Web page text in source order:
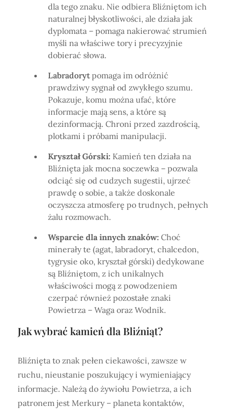
dla tego znaku. Nie odbiera Bliźniętom ich
naturalnej błyskotliwości, ale działa jak
dyplomata – pomaga nakierować strumień
myśli na właściwe tory i precyzyjnie
dobierać słowa.
Labradorytpomaga im odróżnić
prawdziwy sygnał od zwykłego szumu.
Pokazuje, komu można ufać, które
informacje mają sens, a które są
dezinformacją. Chroni przed zazdrością,
plotkami i próbami manipulacji.
Kryształ Górski: Kamień ten działa na
Bliźnięta jak mocna soczewka – pozwala
odciąć się od cudzych sugestii, ujrzeć
prawdę o sobie, a także doskonale
oczyszcza atmosferę po trudnych, pełnych
żalu rozmowach.
Wsparcie dla innych znaków: Choć
minerały te (agat, labradoryt, chalcedon,
tygrysie oko, kryształ górski) dedykowane
są Bliźniętom, z ich unikalnych
właściwości mogą z powodzeniem
czerpać również pozostałe znaki
Powietrza – Waga oraz Wodnik.
Jak wybrać kamień dla Bliźniąt?
Bliźnięta to znak pełen ciekawości, zawsze w
ruchu, nieustanie poszukujący i wymieniający
informacje. Należą do żywiołu Powietrza, a ich
patronem jest Merkury – planeta kontaktów,